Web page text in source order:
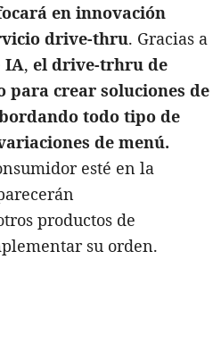
en innovación
drive-thru. Gracias a
IA, el drive-trhru de
para crear soluciones de
todo tipo de
de menú.
esté en la
productos de
su orden.